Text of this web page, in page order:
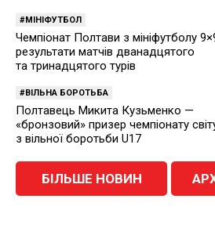
МІНІФУТБОЛ
Чемпіонат Полтави з мініфутболу
результати матчів дванадцятого
та тринадцятого турів
ВІЛЬНА БОРОТЬБА
Полтавець Микита Кузьменко —
«бронзовий» призер чемпіонату
з вільної боротьби U17
БІЛЬШЕ НОВИН